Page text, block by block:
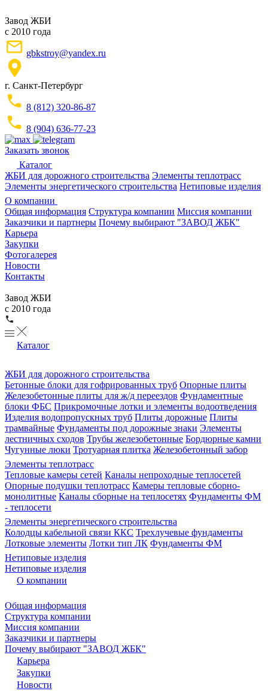
Завод ЖБИ
с 2010 года
gbkstroy@yandex.ru
г. Санкт-Петербург
8 (812) 320-86-87
8 (904) 636-77-23
Заказать звонок
Каталог
ЖБИ для дорожного строительства Элементы теплотрасс
Элементы энергетического строительства Нетиповые изделия
О компании
Общая информация Структура компании Миссия компании
Заказчики и партнеры Почему выбирают "ЗАВОД ЖБК"
Карьера
Закупки
Фотогалерея
Новости
Контакты
Завод ЖБИ
с 2010 года
Каталог
ЖБИ для дорожного строительства
Бетонные блоки для гофрированных труб Опорные плиты
Железобетонные плиты для ж/д переездов Фундаментные
блоки ФБС Прикромочные лотки и элементы водоотведения
Изделия водопропускных труб Плиты дорожные Плиты
трамвайные Фундаменты под дорожные знаки Элементы
лестничных сходов Трубы железобетонные Бордюрные камни
Чугунные люки Тротуарная плитка Железобетонный забор
Элементы теплотрасс
Тепловые камеры сетей Каналы непроходные теплосетей
Опорные подушки теплотрасс Камеры тепловые сборно-
монолитные Каналы сборные на теплосетях Фундаменты ФМ
- теплосети
Элементы энергетического строительства
Колодцы кабельной связи ККС Трехлучевые фундаменты
Лотковые элементы Лотки тип ЛК Фундаменты ФМ
Нетиповые изделия
Нетиповые изделия
О компании
Общая информация
Структура компании
Миссия компании
Заказчики и партнеры
Почему выбирают "ЗАВОД ЖБК"
Карьера
Закупки
Новости